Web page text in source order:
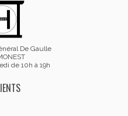
De Gaulle
de 10h à 19h